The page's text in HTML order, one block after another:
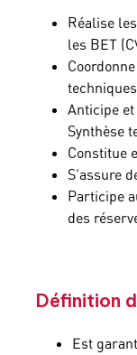
Réalise
les BET
Anticipe
Synthèse
Constitue
S’assure
Participe
des
Définition
Est